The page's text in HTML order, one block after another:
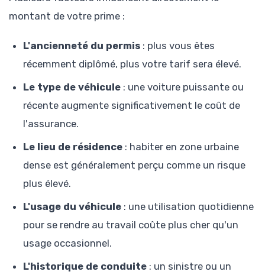
montant de votre prime :
L'ancienneté du permis : plus vous êtes
récemment diplômé, plus votre tarif sera élevé.
Le type de véhicule : une voiture puissante ou
récente augmente significativement le coût de
l'assurance.
Le lieu de résidence : habiter en zone urbaine
dense est généralement perçu comme un risque
plus élevé.
L'usage du véhicule : une utilisation quotidienne
pour se rendre au travail coûte plus cher qu'un
usage occasionnel.
L'historique de conduite : un sinistre ou un